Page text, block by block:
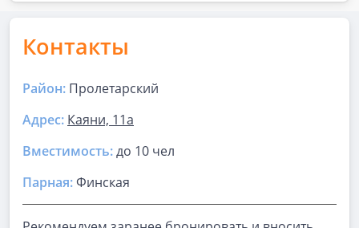
Контакты
Район: Пролетарский
Адрес: Каяни, 11а
Вместимость:до 10 чел
Парная:Финская